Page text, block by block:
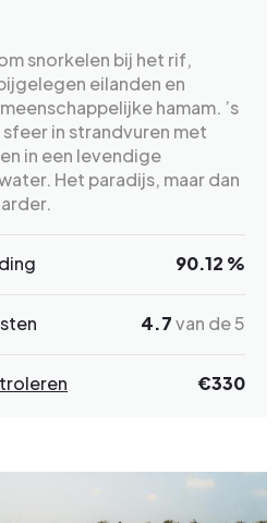
snorkelen bij het rif,
eilanden en
hamam. ’s
in strandvuren met
in een levendige
Het paradijs, maar dan
90.12 %
4.7van de 5
€330